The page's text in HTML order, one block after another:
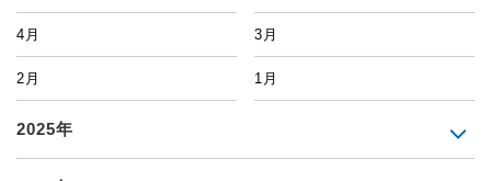
4月 3月
2月 1月
2025年